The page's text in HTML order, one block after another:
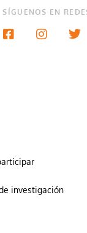
SÍGUENOS EN
investigación